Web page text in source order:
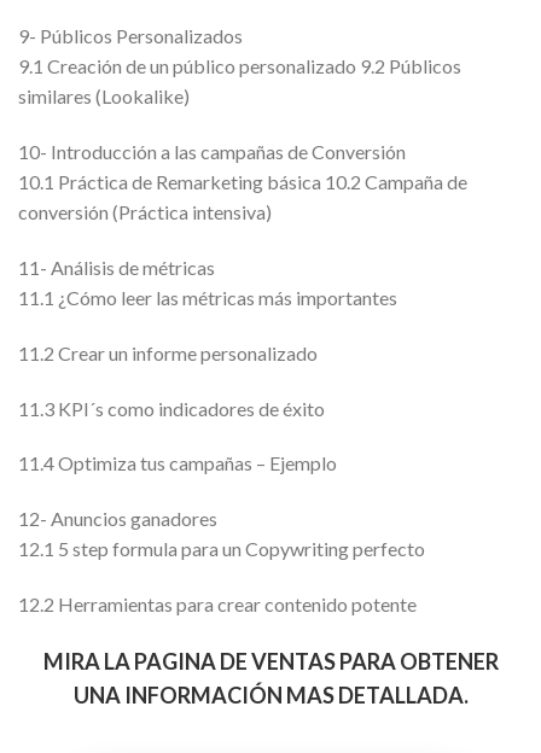
9- Públicos Personalizados
9.1 Creación de un público personalizado 9.2 Públicos
similares (Lookalike)
10- Introducción a las campañas de Conversión
10.1 Práctica de Remarketing básica 10.2 Campaña de
conversión (Práctica intensiva)
11- Análisis de métricas
11.1 ¿Cómo leer las métricas más importantes
11.2 Crear un informe personalizado
11.3 KPI´s como indicadores de éxito
11.4 Optimiza tus campañas – Ejemplo
12- Anuncios ganadores
12.1 5 step formula para un Copywriting perfecto
12.2 Herramientas para crear contenido potente
MIRA LA PAGINA DE VENTAS PARA OBTENER
UNA INFORMACIÓN MAS DETALLADA.